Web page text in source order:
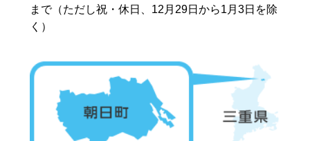
まで（ただし祝・休日、12月29日から1月3日を除
く）